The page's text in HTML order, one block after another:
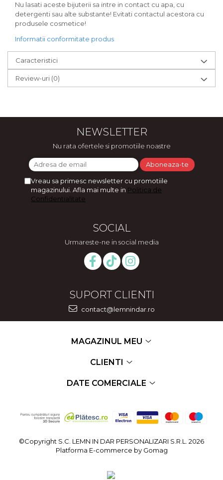
Nu lasati aceste bijuterii sa intre in contact cu apa, cu
detergenti sau alte substante! Evitati contactul acestora cu
produsele cosmetice!
Informatii conformitate produs
Caracteristici
Review-uri (0)
NEWSLETTER
Nu rata ofertele si promotiile noastre
Vreau sa primesc newsletter cu promotiile
magazinului. Afla mai multe in Politica de
Confidentialitate
SOCIAL
Urmareste-ne in social media
SUPORT CLIENTI
contact@lemnindar.ro
MAGAZINUL MEU
CLIENTI
DATE COMERCIALE
©Copyright S.C. LEMN IN DAR PERSONALIZARI S.R.L. 2026
Platforma E-commerce by Gomag